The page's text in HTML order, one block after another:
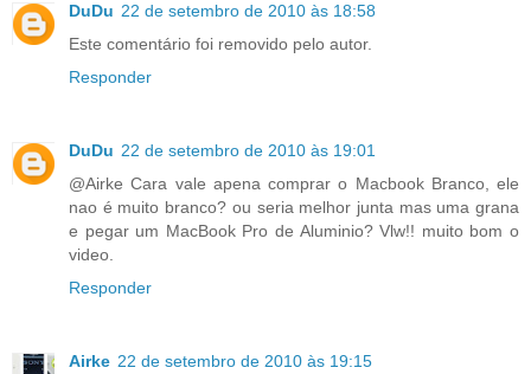
DuDu 22 de setembro de 2010 às 18:58
Este comentário foi removido pelo autor.
Responder
DuDu 22 de setembro de 2010 às 19:01
@Airke Cara vale apena comprar o Macbook Branco, ele
nao é muito branco? ou seria melhor junta mas uma grana
e pegar um MacBook Pro de Aluminio? Vlw!! muito bom o
video.
Responder
Airke 22 de setembro de 2010 às 19:15